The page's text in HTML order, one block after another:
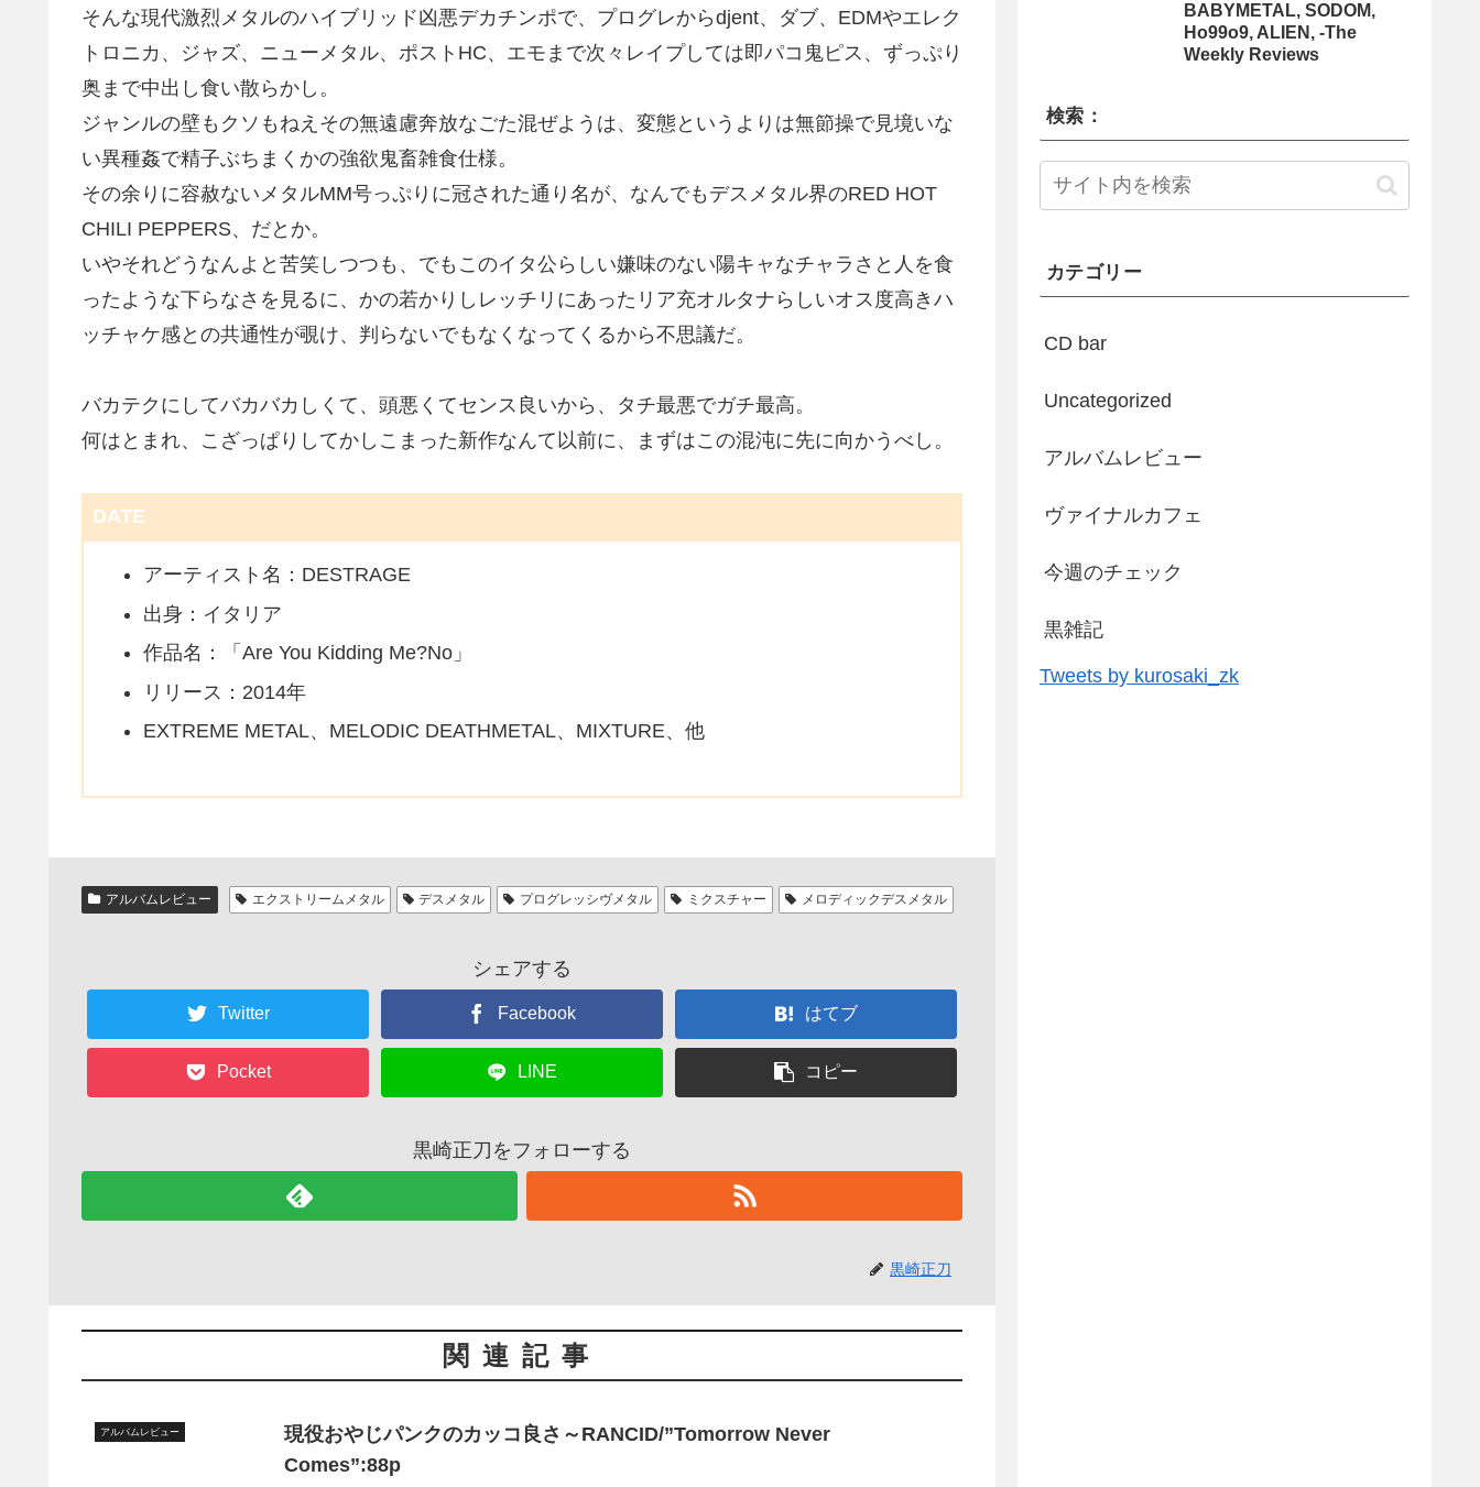
そんな現代激烈メタルのハイブリッド凶悪デカチンポで、プログレからdjent、ダブ、EDMやエレク
トロニカ、ジャズ、ニューメタル、ポストHC、エモまで次々レイプしては即パコ鬼ピス、ずっぷり
奥まで中出し食い散らかし。
ジャンルの壁もクソもねえその無遠慮奔放なごた混ぜようは、変態というよりは無節操で見境いな
い異種姦で精子ぶちまくかの強欲鬼畜雑食仕様。
その余りに容赦ないメタルMM号っぷりに冠された通り名が、なんでもデスメタル界のRED HOT
CHILI PEPPERS、だとか。
いやそれどうなんよと苦笑しつつも、でもこのイタ公らしい嫌味のない陽キャなチャラさと人を食
ったような下らなさを見るに、かの若かりしレッチリにあったリア充オルタナらしいオス度高きハ
ッチャケ感との共通性が覗け、判らないでもなくなってくるから不思議だ。
バカテクにしてバカバカしくて、頭悪くてセンス良いから、タチ最悪でガチ最高。
何はとまれ、こざっぱりしてかしこまった新作なんて以前に、まずはこの混沌に先に向かうべし。
DATE
アーティスト名：DESTRAGE
出身：イタリア
作品名：「Are You Kidding Me?No」
リリース：2014年
EXTREME METAL、MELODIC DEATHMETAL、MIXTURE、他
アルバムレビュー エクストリームメタル デスメタル プログレッシヴメタル ミクスチャー メロディックデスメタル
シェアする
Twitter Facebook はてブ
Pocket LINE コピー
黒崎正刀をフォローする
黒崎正刀
関連記事
アルバムレビュー
現役おやじパンクのカッコ良さ～RANCID/”Tomorrow Never
Comes”:88p
BABYMETAL, SODOM,
Ho99o9, ALIEN, -The
Weekly Reviews
検索：
カテゴリー
CD bar
Uncategorized
アルバムレビュー
ヴァイナルカフェ
今週のチェック
黒雑記
Tweets by kurosaki_zk